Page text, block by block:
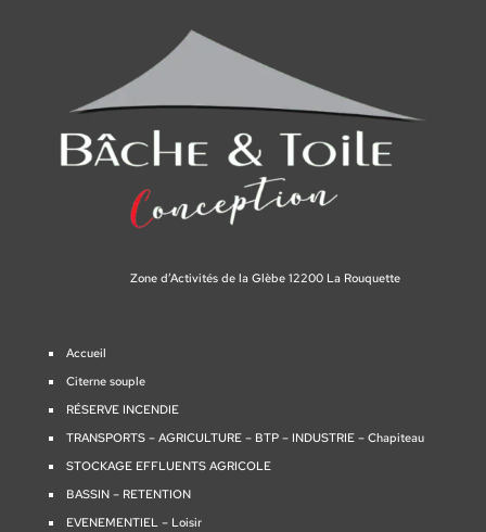
Zone d’Activités de la Glèbe 12200 La Rouquette
Accueil
Citerne souple
RÉSERVE INCENDIE
TRANSPORTS – AGRICULTURE – BTP – INDUSTRIE – Chapiteau
STOCKAGE EFFLUENTS AGRICOLE
BASSIN – RETENTION
EVENEMENTIEL – Loisir